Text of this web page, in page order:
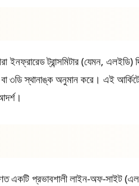
ট্রান্সমিটার (যেমন, এলইডি)
৩ডি স্থানাঙ্ক অনুমান করে। এই
একটি প্রভাবশালী লাইন-অফ-সাইট